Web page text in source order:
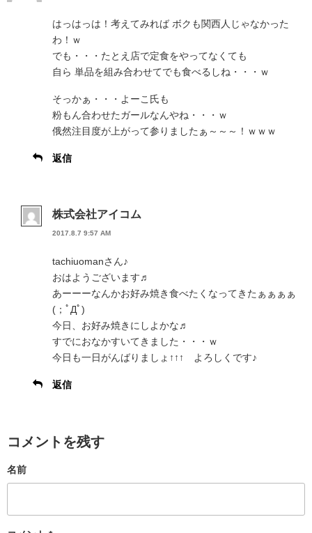
はっはっは！考えてみれば ボクも関西人じゃなかった
わ！ｗ
でも・・・たとえ店で定食をやってなくても
自ら 単品を組み合わせてでも食べるしね・・・ｗ
そっかぁ・・・よーこ氏も
粉もん合わせたガールなんやね・・・ｗ
俄然注目度が上がって参りましたぁ～～～！ｗｗｗ
返信
株式会社アイコム
2017.8.7 9:57 AM
tachiuomanさん♪
おはようございます♬
あーーーなんかお好み焼き食べたくなってきたぁぁぁぁ
(；ﾟДﾟ)
今日、お好み焼きにしよかな♬
すでにおなかすいてきました・・・ｗ
今日も一日がんばりましょ↑↑↑ よろしくです♪
返信
コメントを残す
名前